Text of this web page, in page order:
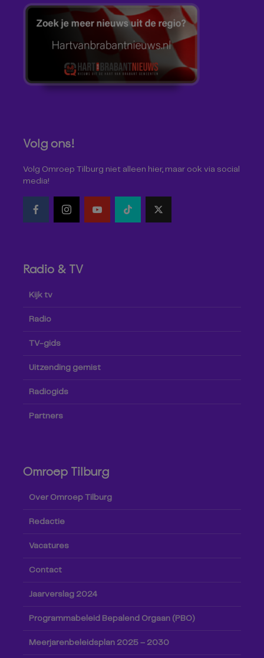
Volg ons!
Volg Omroep Tilburg niet alleen hier, maar ook via social
media!
Radio & TV
Kijk tv
Radio
TV-gids
Uitzending gemist
Radiogids
Partners
Omroep Tilburg
Over Omroep Tilburg
Redactie
Vacatures
Contact
Jaarverslag 2024
Programmabeleid Bepalend Orgaan (PBO)
Meerjarenbeleidsplan 2025 – 2030